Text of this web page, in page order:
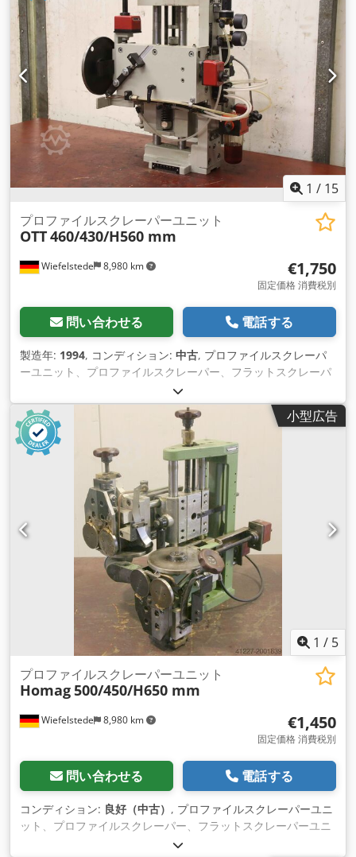
1 / 15
Wiefelstede 8,980 km
プロファイルスクレーパーユニット
OTT460/430/H560 mm
€1,750
固定価格 消費税別
問い合わせる 電話する
製造年: 1994, コンディション: 中古, プロファイルスクレーパ
ーユニット、プロファイルスクレーパー、フラットスクレーパ
ーユニット、フィニッシングユニット、モジュラーユニ ット、
サイジングユニット、ダブルエンドテノナー、エッジバンディ
ングマシン、エッジバンディングマシン用スクレーパー -メー
カー：OTT、エッジバンディングマシンU206型用プロファイル
スクレーパー -数量：1個 Codpfeu Drugox Ah Ierf -寸法:
460/430/H560 mm -重量：57 kg
小型広告
1 / 5
Wiefelstede 8,980 km
プロファイルスクレーパーユニット
Homag500/450/H650 mm
€1,450
固定価格 消費税別
問い合わせる 電話する
コンディション: 良好（中古） , プロファイルスクレーパーユニ
ット、プロファイルスクレーパー、フラットスクレーパーユニ
ット、フィニッシングユニット、モジュラーユニ ット、サイジ